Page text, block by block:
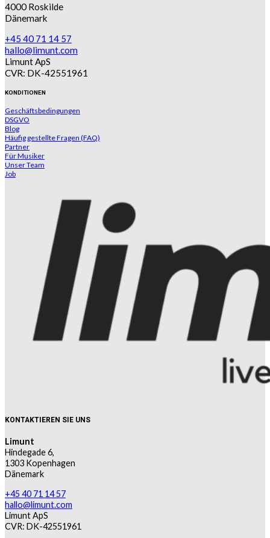
4000 Roskilde
Dänemark
+45 40 71 14 57
hallo@limunt.com
Limunt ApS
CVR: DK-42551961
KONDITIONEN
Geschäftsbedingungen
DSGVO
Blog
Häufig gestellte Fragen (FAQ)
Partner
Für Musiker
Unser Team
Job
KONTAKTIEREN SIE UNS
Limunt
Hindegade 6,
1303 Kopenhagen
Dänemark
+45 40 71 14 57
hallo@limunt.com
Limunt ApS
CVR: DK-42551961